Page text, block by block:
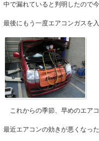
中で漏れていると判明したので
最後にもう一度エアコンガスを
これからの季節、早めのエア
最近エアコンの効きが悪くなっ